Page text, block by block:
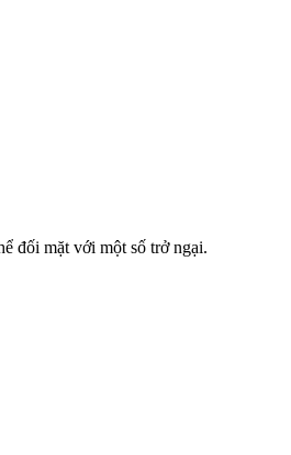
đối mặt với một số trở ngại.